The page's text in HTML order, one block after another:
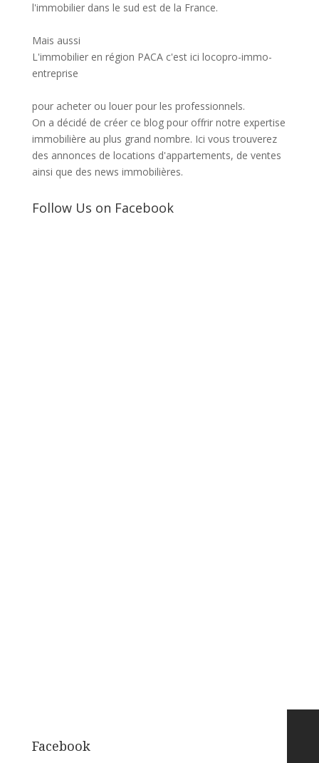
l'immobilier dans le sud est de la France.
Mais aussi
L'immobilier en région PACA c'est ici locopro-immo-
entreprise
pour acheter ou louer pour les professionnels.
On a décidé de créer ce blog pour offrir notre expertise
immobilière au plus grand nombre. Ici vous trouverez
des annonces de locations d'appartements, de ventes
ainsi que des news immobilières.
Follow Us on Facebook
Facebook